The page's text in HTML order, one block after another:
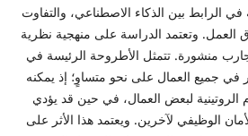
الرابط بين الذكاء الاصطناعي، والتفاوت
وتعتمد الدراسة على منهجية نظرية
منشورة. تتمثل الأطروحة الرئيسة في
في جميع العمال على نحو متساوٍ؛ إذ يمكنه
الروتينية لبعض العمال، في حين قد يؤدي
الوظيفي لآخرين. ويعتمد هذا الأثر على